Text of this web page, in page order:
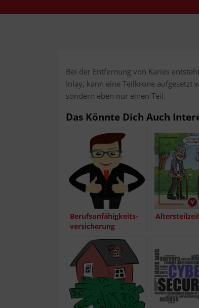
Bei der Ent­fer­nung von Kari­es
Inlay, kann eine Teil­kro­ne auf­ge­setzt
son­dern eben nur einen Teil.
Das Könn­te Dich Auch
Berufs­un­fä­hig­keits­
ver­si­che­rung